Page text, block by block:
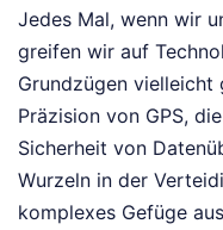
Jedes Mal, wenn wir
greifen wir auf
Grundzügen
Präzision von GPS,
Sicherheit von
Wurzeln in der
komplexes Gefüge